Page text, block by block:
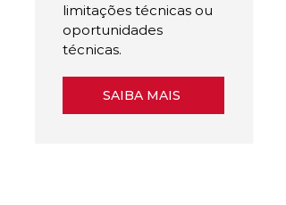
limitações técnicas ou
oportunidades
técnicas.
SAIBA MAIS